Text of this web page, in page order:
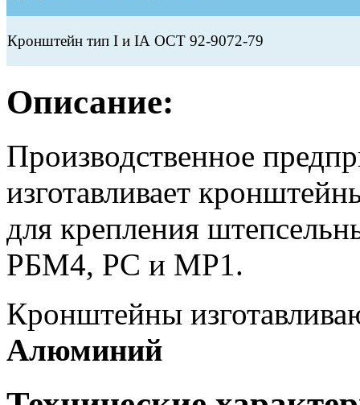
Кронштейн тип I и IА ОСТ 92-9072-79
Описание:
Производственное
изготавливает
для крепления
РБМ4, РС и МР1.
Кронштейны
Алюминий